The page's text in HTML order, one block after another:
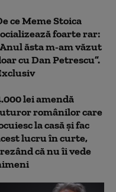
ce Meme Stoica
foarte rar:
ăsta m-am văzut
cu Dan Petrescu”.
lei amendă
românilor care
la casă și fac
lucru în curte,
că nu îi vede